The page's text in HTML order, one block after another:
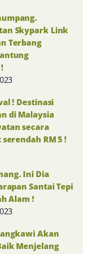
Skypark Link
Terbang
! Destinasi
di Malaysia
secara
RM 5 !
Ini Dia
Santai Tepi
Alam !
Akan
Menjelang